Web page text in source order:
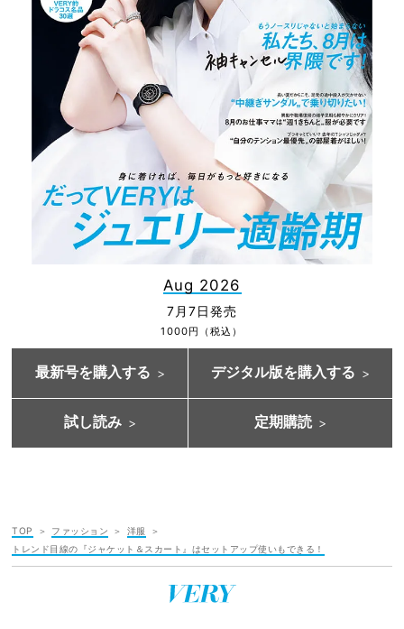
Aug 2026
7月7日発売
1000円（税込）
最新号を購入する デジタル版を購入する
試し読み 定期購読
TOP ファッション
洋服
トレンド目線の『ジャケット＆スカート』はセットアップ使いもできる！